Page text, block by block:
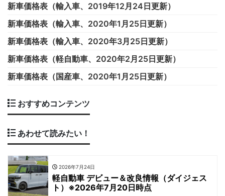
新車価格表（輸入車、2019年12月24日更新）
新車価格表（輸入車、2020年1月25日更新）
新車価格表（輸入車、2020年3月25日更新）
新車価格表（軽自動車、2020年2月25日更新）
新車価格表（国産車、2020年1月25日更新）
おすすめコンテンツ
あわせて読みたい！
2026年7月24日
軽自動車 デビュー＆改良情報（ダイジェス
ト）※2026年7月20日時点